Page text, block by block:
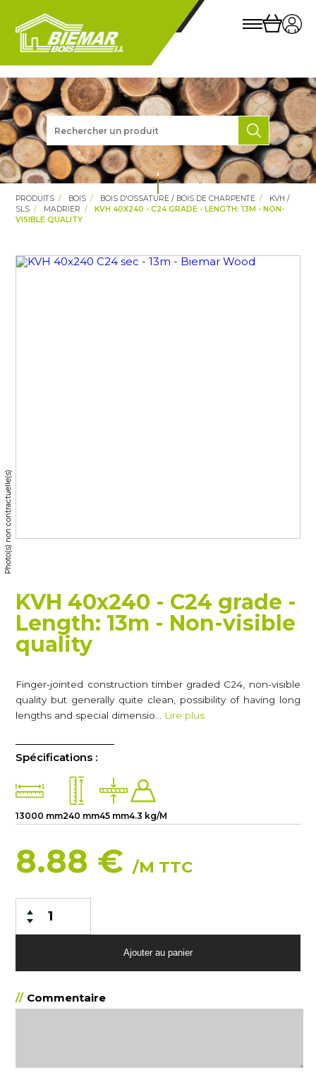
PRODUITS BOIS BOIS D'OSSATURE / BOIS DE CHARPENTE
KVH /
SLS
MADRIER
KVH 40X240 - C24 GRADE - LENGTH: 13M - NON-
VISIBLE QUALITY
Photo(s) non contractuelle(s)
KVH 40x240 - C24 grade -
Length: 13m - Non-visible
quality
Finger-jointed construction timber graded C24, non-visible
quality but generally quite clean, possibility of having long
lengths and special dimensio… Lire plus
Spécifications :
13000 mm240 mm45 mm4.3 kg/M
8.88 €/M TTC
Commentaire